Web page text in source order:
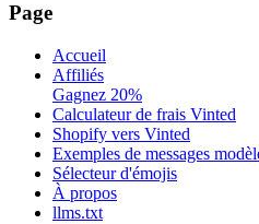
Page
Accueil
Affiliés
Gagnez 20%
Calculateur de frais Vinted
Shopify vers Vinted
Exemples de messages
Sélecteur d'émojis
À propos
llms.txt